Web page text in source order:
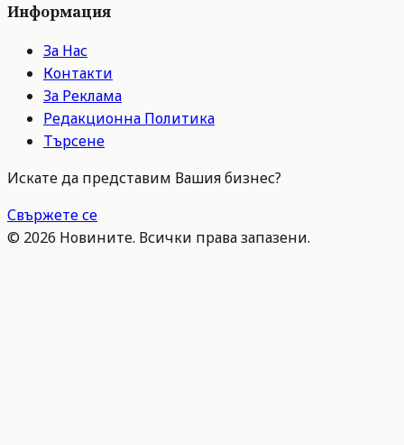
Информация
За Нас
Контакти
За Реклама
Редакционна Политика
Търсене
Искате да представим Вашия бизнес?
Свържете се
© 2026 Новините. Всички права запазени.